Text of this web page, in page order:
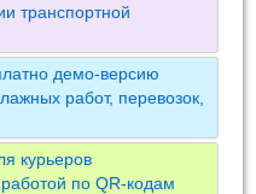
транспортной
демо-версию
работ, перевозок,
курьеров
по QR-кодам